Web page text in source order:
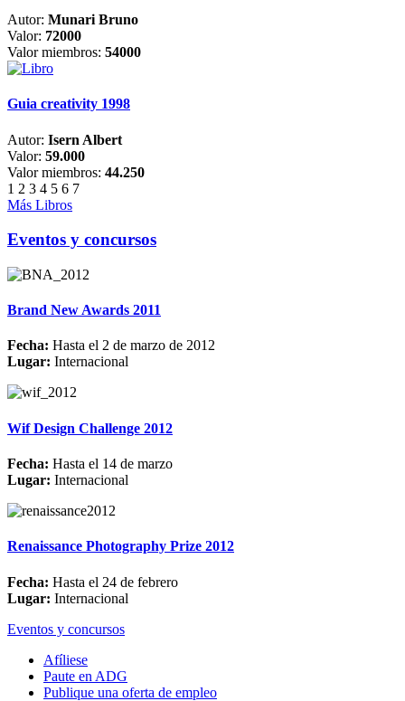
Autor: Munari Bruno
Valor: 72000
Valor miembros: 54000
Guia creativity 1998
Autor: Isern Albert
Valor: 59.000
Valor miembros: 44.250
1 2 3 4 5 6 7
Más Libros
Eventos y concursos
Brand New Awards 2011
Fecha: Hasta el 2 de marzo de 2012
Lugar: Internacional
Wif Design Challenge 2012
Fecha: Hasta el 14 de marzo
Lugar: Internacional
Renaissance Photography Prize 2012
Fecha: Hasta el 24 de febrero
Lugar: Internacional
Eventos y concursos
Afíliese
Paute en ADG
Publique una oferta de empleo